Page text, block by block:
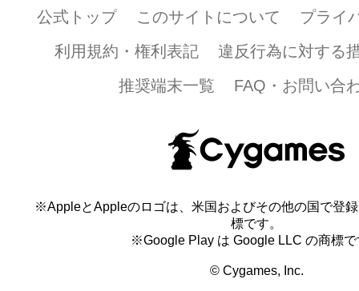
公式トップ このサイトについて
プライ
利用規約・権利表記
違反行為に対する
推奨端末一覧
FAQ・お問い合
※AppleとAppleのロゴは、米国およびその他の国で登
標です。
※Google Play は Google LLC の商標で
© Cygames, Inc.